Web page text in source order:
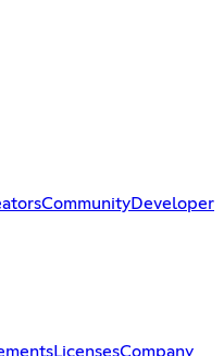
CommunityDeveloper
LicensesCompany